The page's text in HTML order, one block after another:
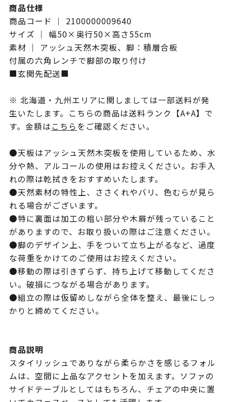
商品仕様
商品コード ｜ 2100000009640
サイズ ｜ 幅50×奥行50×高さ55cm
素材 ｜ アッシュ天然木突板、脚：積層合板
付属の六角レンチで脚部の取り付け
■玄関先配送■
※ 北海道・九州エリアに関しましては一部送料が発
生いたします。こちらの商品は送料ランク【A+A】で
す。金額はこちらをご確認ください。
●天板はアッシュ天然木突板を使用しているため、水
分や熱、アルコールの使用はお控えください。お手入
れの際は乾拭きをおすすめいたします。
●天然素材の特性上、ささくれやバリ、色むらが見ら
れる場合がございます。
●特に裏面は加工の粗い部分や木屑が残っていること
がありますので、お取り扱いの際はご注意ください。
●脚のデザイン上、手をついて立ち上がるなど、過度
な荷重をかけてのご使用はお控えください。
●移動の際は引きずらず、持ち上げて移動してくださ
い。破損につながる場合があります。
●組立の際は仮留めしながら全体を整え、最後にしっ
かりと締めてください。
商品説明
スタイリッシュでありながら柔らかさを感じるフォル
ムは、空間に上品なアクセントを加えます。ソファの
サイドテーブルとしてはもちろん、チェアの中央に置